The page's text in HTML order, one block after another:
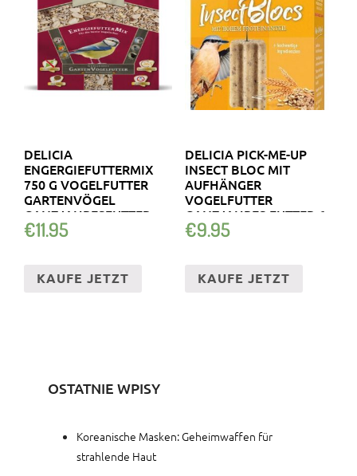
DELICIA
ENGERGIEFUTTERMIX
750 G VOGELFUTTER
GARTENVÖGEL
GANZJAHRESFUTTER
€11.95
KAUFE JETZT
DELICIA PICK-ME-UP
INSECT BLOC MIT
AUFHÄNGER
VOGELFUTTER
GANZJAHRES FUTTER 6
ST
€9.95
KAUFE JETZT
OSTATNIE WPISY
Koreanische Masken: Geheimwaffen für
strahlende Haut